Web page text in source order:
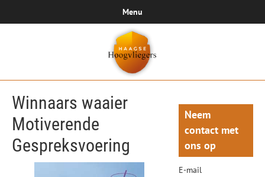
Menu
Winnaars waaier
Motiverende
Gespreksvoering
Neem
contact met
ons op
E-mail